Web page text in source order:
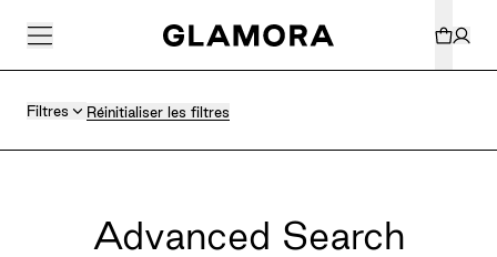
Filtres Réinitialiser les filtres
Advanced Search